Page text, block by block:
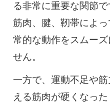
る非常に重要な関節
筋肉、腱、靭帯によ
常的な動作をスムー
せん。
一方で、運動不足や
える筋肉が硬くなっ